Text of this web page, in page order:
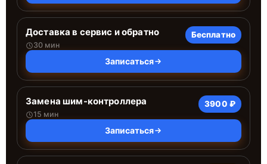
Доставка в сервис и обратно
30 мин
Бесплатно
Записаться
Замена шим-контроллера
15 мин
3900 ₽
Записаться